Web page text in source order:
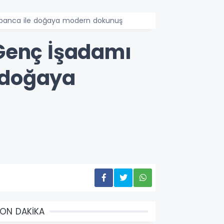
ile doğaya modern dokunuş
İşadamı
DAKİKA